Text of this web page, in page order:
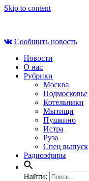
Skip to content
Сообщить новость
Новости
О нас
Рубрики
Москва
Подмосковье
Котельники
Мытищи
Пушкино
Истра
Руза
Спец выпуск
Радиоэфиры
Найти: